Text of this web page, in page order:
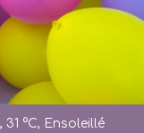
°C, Ensoleillé